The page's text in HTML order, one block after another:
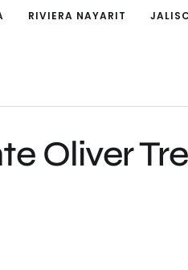
RIVIERA NAYARIT
Oliver